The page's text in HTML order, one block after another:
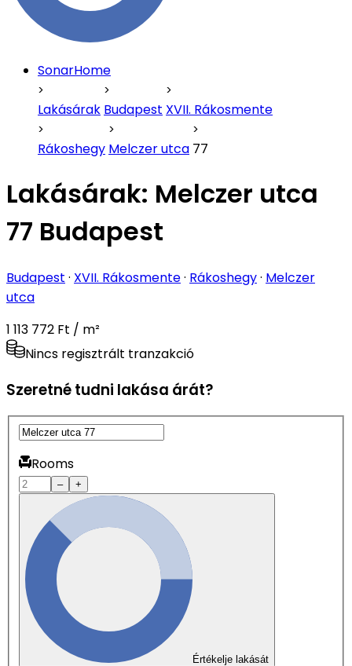
SonarHome
Lakásárak Budapest XVII. Rákosmente
Rákoshegy Melczer utca 77
Lakásárak: Melczer utca
77 Budapest
Budapest · XVII. Rákosmente· Rákoshegy· Melczer
utca
1 113 772 Ft / m²
Nincs regisztrált tranzakció
Szeretné tudni lakása árát?
Rooms
– +
Értékelje lakását